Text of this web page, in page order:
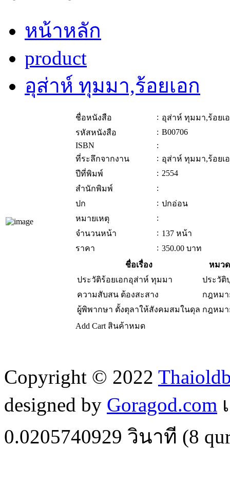
หน้าหลัก
product
อุส่าห์ ทุมมา,ร้อยเอก
ชื่อหนังสือ : อุส่าห์ ทุมมา,ร้อยเ
รหัสหนังสือ
: B00706
ISBN
:
ที่ระลึกจากงาน
: อุส่าห์ ทุมมา,ร้อยเ
ปีที่พิมพ์
: 2554
สำนักพิมพ์
:
ปก
: ปกอ่อน
หมายเหตุ
:
จำนวนหน้า
: 137 หน้า
ราคา
: 350.00 บาท
ชื่อเรื่อง
หมว
ประวัติร้อยเอกอุส่าห์ ทุมมา
ประวัติ
ความสับสน ต้องสะสาง
กฎหมา
ผู้พิพากษา ตั้งตุลาให้สังคมสมในดุล กฎหมา
Add Cart สินค้าหมด
Copyright © 2022
designed by Goragod.com
0.0205740929 วินาที (8